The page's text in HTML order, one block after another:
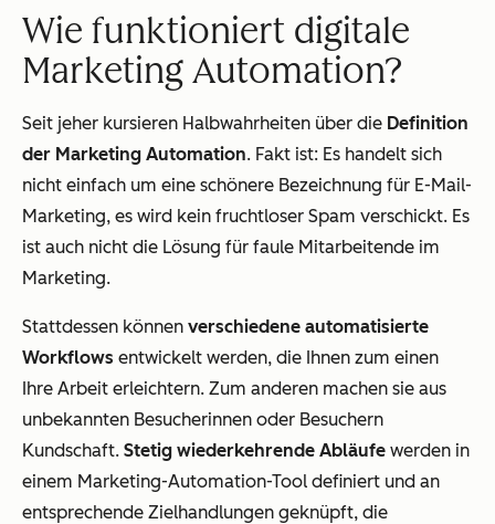
Wie funktioniert digitale
Marketing Automation?
Seit jeher kursieren Halbwahrheiten über die Definition
der Marketing Automation. Fakt ist: Es handelt sich
nicht einfach um eine schönere Bezeichnung für E-Mail-
Marketing, es wird kein fruchtloser Spam verschickt. Es
ist auch nicht die Lösung für faule Mitarbeitende im
Marketing.
Stattdessen können verschiedene automatisierte
Workflows entwickelt werden, die Ihnen zum einen
Ihre Arbeit erleichtern. Zum anderen machen sie aus
unbekannten Besucherinnen oder Besuchern
Kundschaft. Stetig wiederkehrende Abläufe werden in
einem Marketing-Automation-Tool definiert und an
entsprechende Zielhandlungen geknüpft, die